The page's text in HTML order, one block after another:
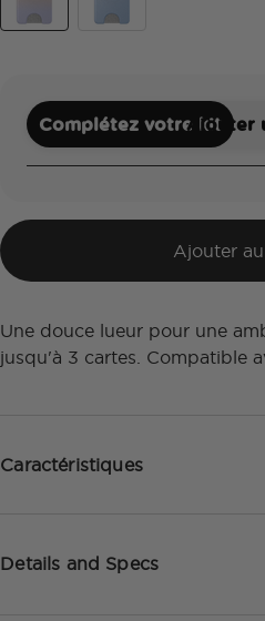
Complétez votre kitAjouter
Ajouter
Une douce lueur pour une
jusqu'à 3 cartes. Compatible
Caractéristiques
Details and Specs